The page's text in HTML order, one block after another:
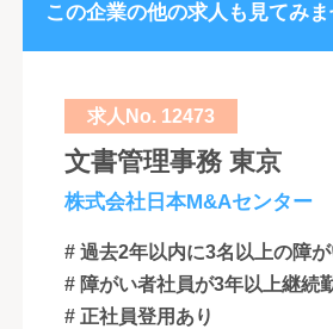
この企業の他の求人も見てみま
求人No. 12473
文書管理事務 東京
株式会社日本M&Aセンター
# 過去2年以内に3名以上の障
# 障がい者社員が3年以上継続
# 正社員登用あり